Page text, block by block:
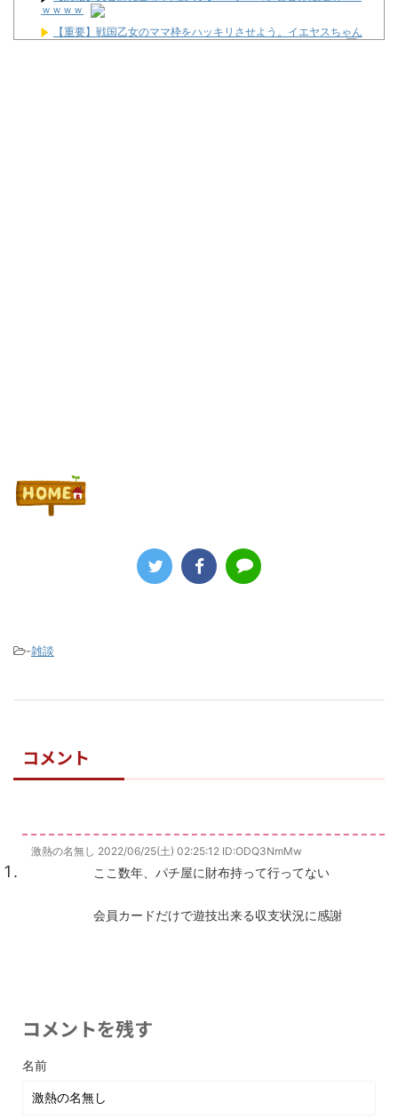
ｗｗｗｗ
【重要】戦国乙女のママ枠をハッキリさせよう。イエヤスちゃん
やヒデヨシちゃんはママなのか。ノブ様はママではないのかを
-雑談
コメント
激熱の名無し 2022/06/25(土) 02:25:12 ID:ODQ3NmMw
ここ数年、パチ屋に財布持って行ってない
会員カードだけで遊技出来る収支状況に感謝
コメントを残す
名前